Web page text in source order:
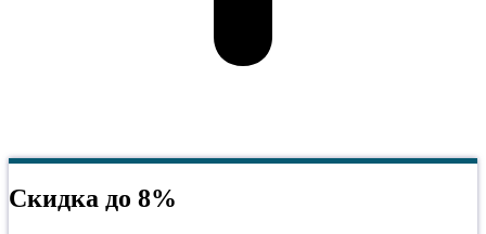
Скидка до 8%